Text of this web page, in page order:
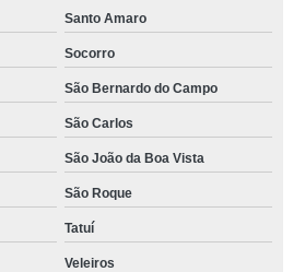
Santo Amaro
Socorro
São Bernardo do Campo
São Carlos
São João da Boa Vista
São Roque
Tatuí
Veleiros